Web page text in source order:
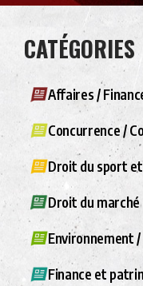
CATÉGORIES
Affaires /
Concurrence /
Droit du sport
Droit du marché
Environnement
Finance et